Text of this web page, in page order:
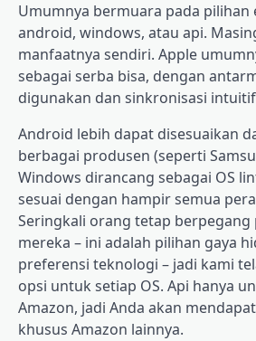
Umumnya bermuara pada pilihan
android, windows, atau api.
manfaatnya sendiri. Apple
sebagai serba bisa, dengan
digunakan dan sinkronisasi
Android lebih dapat disesuaikan
berbagai produsen (seperti
Windows dirancang sebagai OS
sesuai dengan hampir semua
Seringkali orang tetap berpegang
mereka – ini adalah pilihan gaya
preferensi teknologi – jadi kami
opsi untuk setiap OS. Api hanya
Amazon, jadi Anda akan
khusus Amazon lainnya.